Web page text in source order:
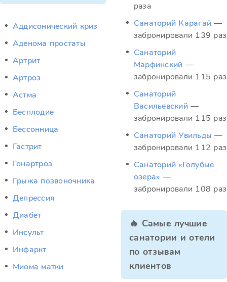
Аддисонический криз
Аденома простаты
Артрит
Артроз
Астма
Бесплодие
Бессонница
Гастрит
Гонартроз
Грыжа позвоночника
Депрессия
Диабет
Инсульт
Инфаркт
Миома матки
раза
Санаторий Карагай —
забронировали 139 раз
Санаторий
Марфинский —
забронировали 115 раз
Санаторий
Васильевский —
забронировали 115 раз
Санаторий Увильды —
забронировали 112 раз
Санаторий «Голубые
озера» —
забронировали 108 раз
🔥 Самые лучшие
санатории и отели
по отзывам
клиентов